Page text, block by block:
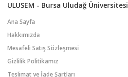
ULUSEM - Bursa Uludağ Üniversitesi
Ana Sayfa
Hakkımızda
Mesafeli Satış Sözleşmesi
Gizlilik Politikamız
Teslimat ve İade Şartları